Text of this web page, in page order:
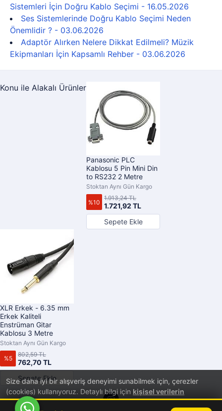
Size daha iyi bir alışveriş deneyimi sunabilmek için, çerezler
(cookies) kullanıyoruz. Detaylı bilgi için kişisel verilerin
korunmasıhakkında aydınlatma metnini inceleyebilirsiniz.
Sistemleri İçin Doğru Kablo Seçimi - 16.05.2026
Ses Sistemlerinde Doğru Kablo Seçimi Neden
Önemlidir ? - 03.06.2026
Adaptör Alırken Nelere Dikkat Edilmeli? Müzik
Ekipmanları İçin Kapsamlı Rehber - 03.06.2026
Konu ile Alakalı Ürünler
Panasonic PLC
Kablosu 5 Pin Mini Din
to RS232 2 Metre
Stoktan Aynı Gün Kargo
%10 1.721,92 TL
1.913,24 TL
Sepete Ekle
XLR Erkek - 6.35 mm
Erkek Kaliteli
Enstrüman Gitar
Kablosu 3 Metre
Stoktan Aynı Gün Kargo
%5 762,70 TL
802,59 TL
Sepete Ekle